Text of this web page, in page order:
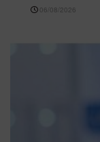
06/08/2026